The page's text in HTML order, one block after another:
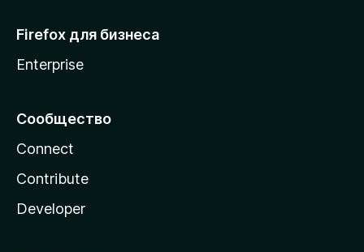
Firefox для бизнеса
Enterprise
Сообщество
Connect
Contribute
Developer